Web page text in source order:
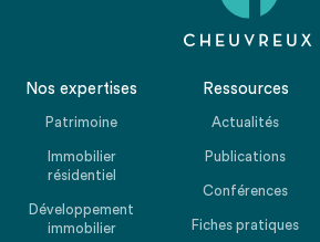
Nos expertises
Patrimoine
Immobilier
résidentiel
Développement
immobilier
Ressources
Actualités
Publications
Conférences
Fiches pratiques